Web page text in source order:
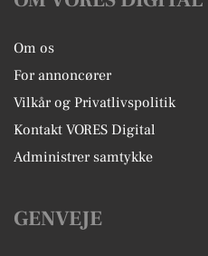
Om os
For annoncører
Vilkår og Privatlivspolitik
Kontakt VORES Digital
Administrer samtykke
GENVEJE